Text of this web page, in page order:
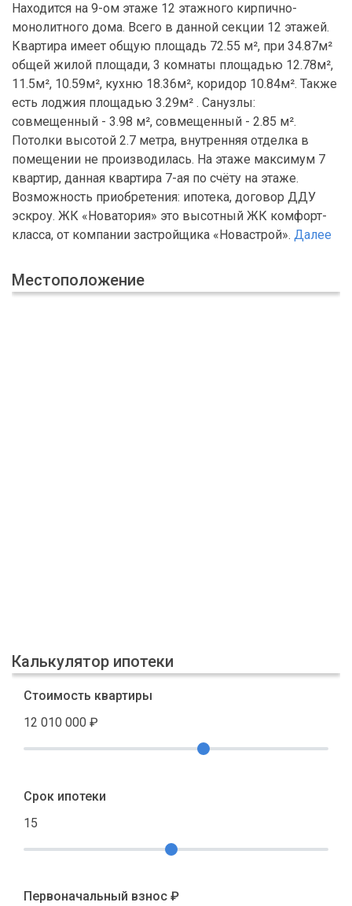
Находится на 9-ом этаже 12 этажного кирпично-
монолитного дома. Всего в данной секции 12 этажей.
Квартира имеет общую площадь 72.55 м², при 34.87м²
общей жилой площади, 3 комнаты площадью 12.78м²,
11.5м², 10.59м², кухню 18.36м², коридор 10.84м². Также
есть лоджия площадью 3.29м² . Санузлы:
совмещенный - 3.98 м², совмещенный - 2.85 м².
Потолки высотой 2.7 метра, внутренняя отделка в
помещении не производилась. На этаже максимум 7
квартир, данная квартира 7-ая по счёту на этаже.
Возможность приобретения: ипотека, договор ДДУ
эскроу. ЖК «Новатория» это высотный ЖК комфорт-
класса, от компании застройщика «Новастрой». Далее
Местоположение
Калькулятор ипотеки
Стоимость квартиры
12 010 000 ₽
Срок ипотеки
15
Первоначальный взнос ₽